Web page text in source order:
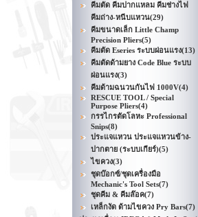
คีมตัด คีมปากแหลม คีมช่างไฟ
คีมถ่าง-หนีบแหวน(29)
คีมขนาดเล็ก Little Champ
Precision Pliers(5)
คีมตัด Eseries ระบบผ่อนแรง(13)
คีมตัดด้ามยาง Code Blue ระบบ
ผ่อนแรง(3)
คีมด้ามฉนวนกันไฟ 1000V(4)
RESCUE TOOL / Special
Purpose Pliers(4)
กรรไกรตัดโลหะ Professional
Snips(8)
ประแจแหวน ประแจแหวนข้าง-
ปากตาย (ระบบเกียร์)(5)
ไขควง(3)
ชุดบ๊อกซ์/ชุดเครื่องมือ
Mechanic's Tool Sets(7)
ชุดคีม & คีมล๊อค(7)
เหล็กงัด ด้ามไขควง Pry Bars(7)